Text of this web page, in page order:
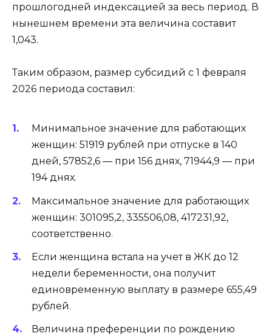
прошлогодней индексацией за весь период. В
нынешнем времени эта величина составит
1,043.
Таким образом, размер субсидий с 1 февраля
2026 периода составил:
Минимальное значение для работающих
женщин: 51919 рублей при отпуске в 140
дней, 57852,6 — при 156 днях, 71944,9 — при
194 днях.
Максимальное значение для работающих
женщин: 301095,2, 335506,08, 417231,92,
соответственно.
Если женщина встала на учет в ЖК до 12
недели беременности, она получит
единовременную выплату в размере 655,49
рублей.
Величина преференции по рождению